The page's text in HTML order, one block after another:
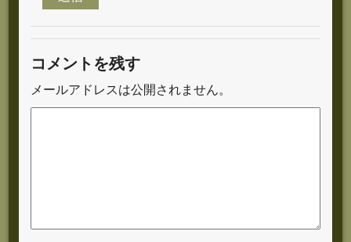
コメントを残す
メールアドレスは公開されません。